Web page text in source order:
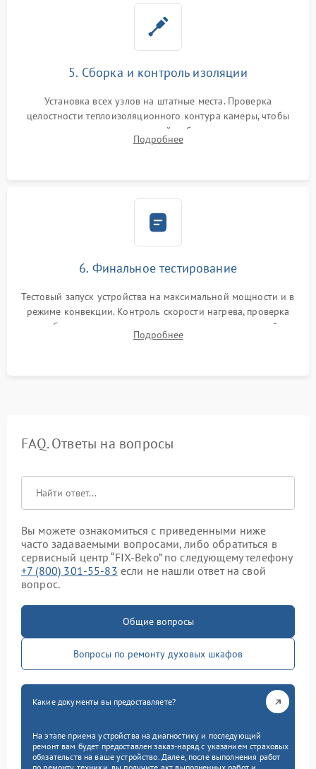
5. Сборка и контроль изоляции
Установка всех узлов на штатные места. Проверка
целостности теплоизоляционного контура камеры, чтобы
исключить перегрев кухонной мебели и потерю тепла.
Надежная фиксация клемм и сборка корпуса шкафа.
Подробнее
6. Финальное тестирование
Тестовый запуск устройства на максимальной мощности и в
режиме конвекции. Контроль скорости нагрева, проверка
срабатывания термостата при достижении заданной
температуры и тест на отсутствие утечек тока.
Подробнее
FAQ. Ответы на вопросы
Вы можете ознакомиться с приведенными ниже
часто задаваемыми вопросами, либо обратиться в
сервисный центр “FIX-Beko” по следующему телефону
+7 (800) 301-55-83 если не нашли ответ на свой
вопрос.
Общие вопросы
Вопросы по ремонту духовых шкафов
Какие документы вы предоставляете?
На этапе приема устройства на диагностику и последующий
ремонт вам будет предоставлен заказ-наряд с указанием страховых
обязательств на ваше устройство. Далее, после выполнения работ